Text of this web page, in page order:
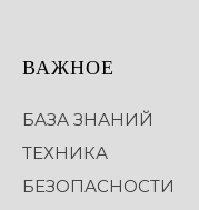
ВАЖНОЕ
БАЗА ЗНАНИЙ
ТЕХНИКА
БЕЗОПАСНОСТИ